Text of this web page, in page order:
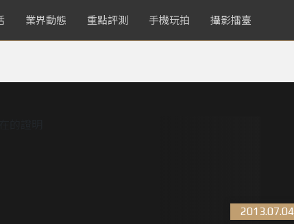
業界動態 重點評測 手機玩拍 攝影擂臺
2013.07.04